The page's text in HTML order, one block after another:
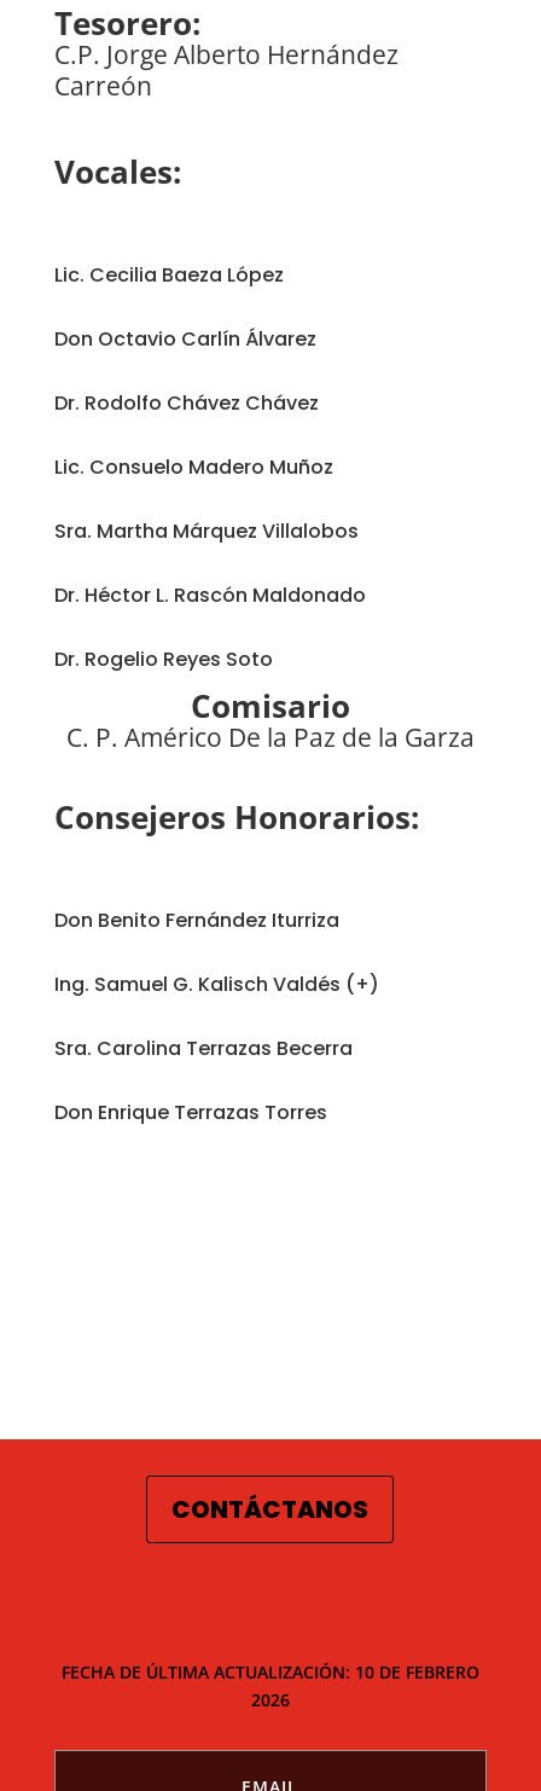
Tesorero:
C.P. Jorge Alberto Hernández
Carreón
Vocales:
Lic. Cecilia Baeza López
Don Octavio Carlín Álvarez
Dr. Rodolfo Chávez Chávez
Lic. Consuelo Madero Muñoz
Sra. Martha Márquez Villalobos
Dr. Héctor L. Rascón Maldonado
Dr. Rogelio Reyes Soto
Comisario
C. P. Américo De la Paz de la Garza
Consejeros Honorarios:
Don Benito Fernández Iturriza
Ing. Samuel G. Kalisch Valdés (+)
Sra. Carolina Terrazas Becerra
Don Enrique Terrazas Torres
CONTÁCTANOS
FECHA DE ÚLTIMA ACTUALIZACIÓN: 10 DE FEBRERO
2026